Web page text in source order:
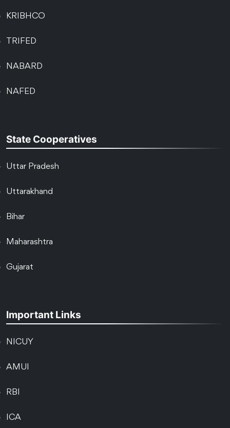
KRIBHCO
TRIFED
NABARD
NAFED
State Cooperatives
Uttar Pradesh
Uttarakhand
Bihar
Maharashtra
Gujarat
Important Links
NICUY
AMUI
RBI
ICA